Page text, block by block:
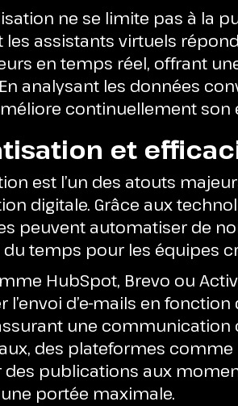
ne se limite pas à la
les assistants virtuels
en temps réel, offrant
analysant les données
continuellement son
et
est l’un des atouts
digitale. Grâce aux
peuvent automatiser de
temps pour les équipes
HubSpot, Brevo ou
l’envoi d’e-mails en
une communication
des plateformes comme
publications aux
portée maximale.